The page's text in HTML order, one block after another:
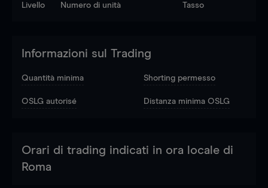
Livello Numero di unità Tasso
Informazioni sul Trading
Quantità minima Shorting permesso
OSLG autorisé Distanza minima OSLG
Orari di trading indicati in ora locale di
Roma